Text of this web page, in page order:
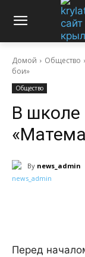
Домой Общество
бои»
Общество
В школе
By news_admin
Перед